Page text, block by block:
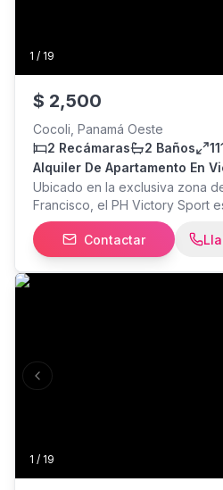
1 / 19
$ 2,500
Cocoli, Panamá Oeste
2 Recámaras
2 Baños
Alquiler De Apartamento En
Ubicado en la exclusiva zona
Francisco, el PH Victory Sport
más codiciados de la Ciudad de
enfoque en un estilo de vida
apartamento de 111 m2 destaca
contemporáneo y una
Contactar
1 / 19
Previous slide